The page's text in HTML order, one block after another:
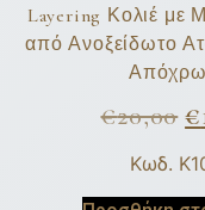
Layering Κολιέ με
από Ανοξείδωτο
€20,00 €
Κωδ.